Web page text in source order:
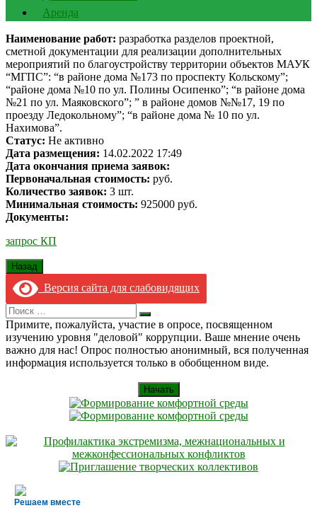
Аренда
Наименование работ: разработка разделов проектной,
сметной документации для реализации дополнительных
мероприятий по благоустройству территории объектов МАУК
“МГПС”: “в районе дома №173 по проспекту Кольскому”;
“районе дома №10 по ул. Полины Осипенко”; “в районе дома
№21 по ул. Маяковского”; ” в районе домов №№17, 19 по
проезду Ледокольному”; “в районе дома № 10 по ул.
Нахимова”.
Статус: Не активно
Дата размещения: 14.02.2022 17:49
Дата окончания приема заявок:
Первоначальная стоимость: руб.
Количество заявок: 3 шт.
Минимальная стоимость: 925000 руб.
Документы:
запрос КП
Версия сайта для слабовидящих
Search
for:
Искать
Примите, пожалуйста, участие в опросе, посвященном
изучению уровня "деловой" коррупции. Ваше мнение очень
важно для нас! Опрос полностью анонимный, вся полученная
информация используется только в обобщенном виде.
Начать
Решаем вместе